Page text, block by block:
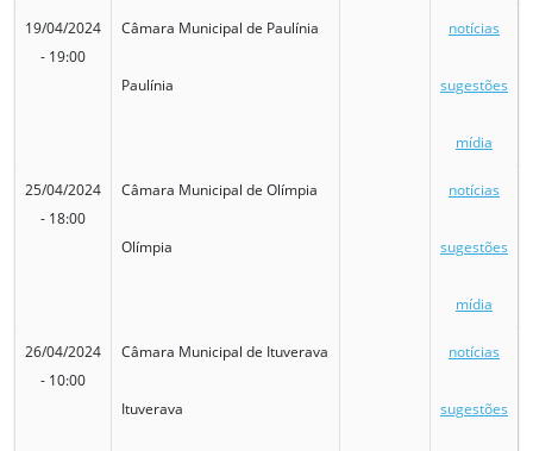
19/04/2024
- 19:00
Câmara Municipal de Paulínia
Paulínia
notícias
sugestões
mídia
25/04/2024
- 18:00
Câmara Municipal de Olímpia
Olímpia
notícias
sugestões
mídia
26/04/2024
- 10:00
Câmara Municipal de Ituverava
Ituverava
notícias
sugestões